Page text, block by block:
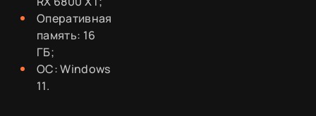
Оперативная
память: 16
ГБ;
ОС: Windows
11.